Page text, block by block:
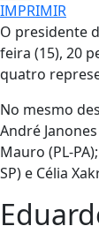
IMPRIMIR
O presidente
feira (15), 20
quatro
No mesmo
André
Mauro (PL-
SP) e Célia